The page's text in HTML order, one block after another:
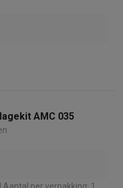
AMC 035
Type: Recyclagekit | Aantal per verpakking: 1